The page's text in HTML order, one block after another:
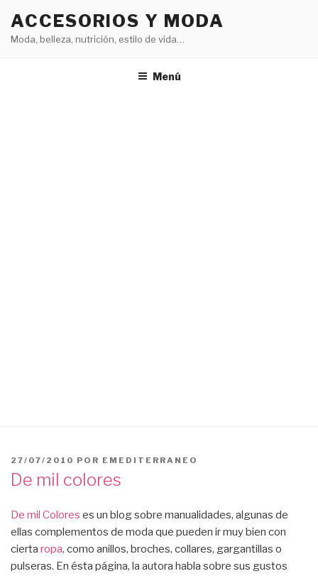
contenido
ACCESORIOS Y MODA
Moda, belleza, nutrición, estilo de vida…
Menú
PUBLICADO
EL
27/07/2010 POR EMEDITERRANEO
De mil colores
De mil Colores es un blog sobre manualidades, algunas de
ellas complementos de moda que pueden ir muy bien con
cierta ropa, como anillos, broches, collares, gargantillas o
pulseras. En ésta página, la autora habla sobre sus gustos